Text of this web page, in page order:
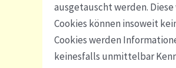
ausgetauscht werden.
Cookies können insoweit
Cookies werden
keinesfalls unmittelbar